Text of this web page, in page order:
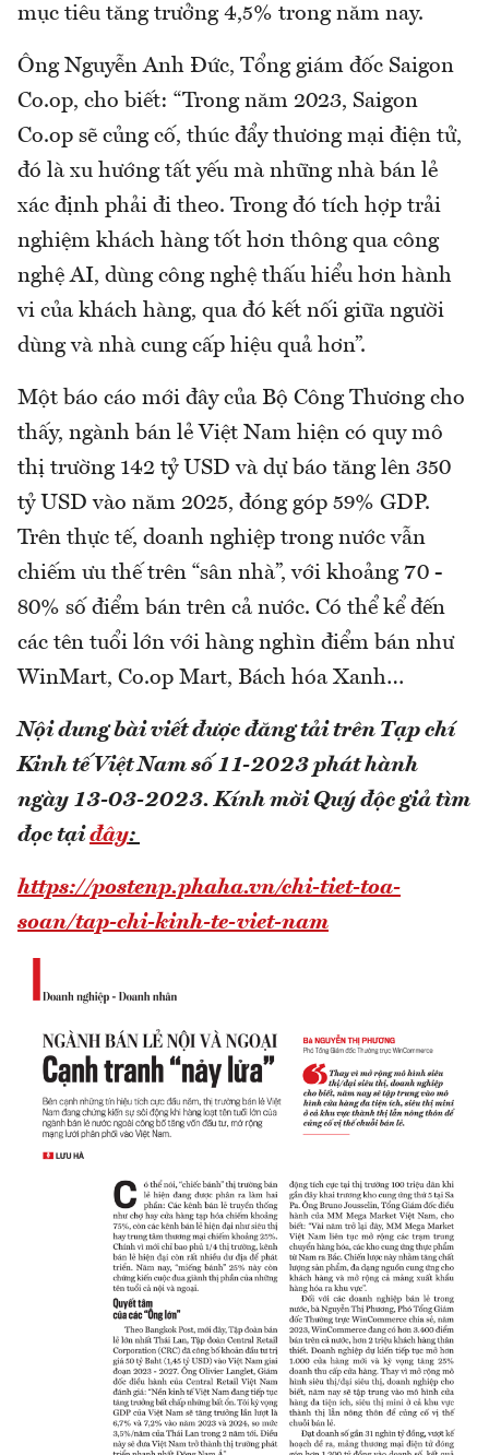
mục tiêu tăng trưởng 4,5% trong năm nay.
Ông Nguyễn Anh Đức, Tổng giám đốc Saigon
Co.op, cho biết: “Trong năm 2023, Saigon
Co.op sẽ củng cố, thúc đẩy thương mại điện tử,
đó là xu hướng tất yếu mà những nhà bán lẻ
xác định phải đi theo. Trong đó tích hợp trải
nghiệm khách hàng tốt hơn thông qua công
nghệ AI, dùng công nghệ thấu hiểu hơn hành
vi của khách hàng, qua đó kết nối giữa người
dùng và nhà cung cấp hiệu quả hơn”.
Một báo cáo mới đây của Bộ Công Thương cho
thấy, ngành bán lẻ Việt Nam hiện có quy mô
thị trường 142 tỷ USD và dự báo tăng lên 350
tỷ USD vào năm 2025, đóng góp 59% GDP.
Trên thực tế, doanh nghiệp trong nước vẫn
chiếm ưu thế trên “sân nhà”, với khoảng 70 -
80% số điểm bán trên cả nước. Có thể kể đến
các tên tuổi lớn với hàng nghìn điểm bán như
WinMart, Co.op Mart, Bách hóa Xanh…
Nội dung bài viết được đăng tải trên Tạp chí
Kinh tế Việt Nam số 11-2023 phát hành
ngày 13-03-2023.Kính mời Quý độc giả tìm
đọc tại đây:
https://postenp.phaha.vn/chi-tiet-toa-
soan/tap-chi-kinh-te-viet-nam